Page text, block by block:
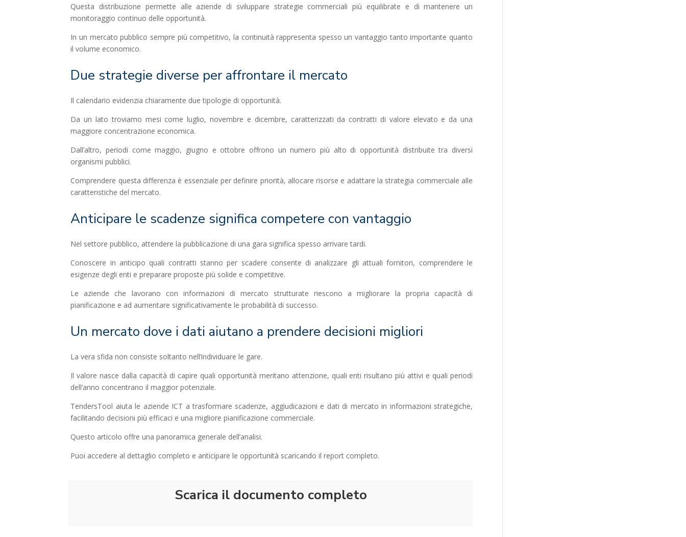
Questa distribuzione permette alle aziende di sviluppare strategie commerciali più equilibrate e di mantenere un
monitoraggio continuo delle opportunità.
In un mercato pubblico sempre più competitivo, la continuità rappresenta spesso un vantaggio tanto importante quanto
il volume economico.
Due strategie diverse per affrontare il mercato
Il calendario evidenzia chiaramente due tipologie di opportunità.
Da un lato troviamo mesi come luglio, novembre e dicembre, caratterizzati da contratti di valore elevato e da una
maggiore concentrazione economica.
Dall’altro, periodi come maggio, giugno e ottobre offrono un numero più alto di opportunità distribuite tra diversi
organismi pubblici.
Comprendere questa differenza è essenziale per definire priorità, allocare risorse e adattare la strategia commerciale alle
caratteristiche del mercato.
Anticipare le scadenze significa competere con vantaggio
Nel settore pubblico, attendere la pubblicazione di una gara significa spesso arrivare tardi.
Conoscere in anticipo quali contratti stanno per scadere consente di analizzare gli attuali fornitori, comprendere le
esigenze degli enti e preparare proposte più solide e competitive.
Le aziende che lavorano con informazioni di mercato strutturate riescono a migliorare la propria capacità di
pianificazione e ad aumentare significativamente le probabilità di successo.
Un mercato dove i dati aiutano a prendere decisioni migliori
La vera sfida non consiste soltanto nell’individuare le gare.
Il valore nasce dalla capacità di capire quali opportunità meritano attenzione, quali enti risultano più attivi e quali periodi
dell’anno concentrano il maggior potenziale.
TendersTool aiuta le aziende ICT a trasformare scadenze, aggiudicazioni e dati di mercato in informazioni strategiche,
facilitando decisioni più efficaci e una migliore pianificazione commerciale.
Questo articolo offre una panoramica generale dell’analisi.
Puoi accedere al dettaglio completo e anticipare le opportunità scaricando il report completo.
Scarica il documento completo